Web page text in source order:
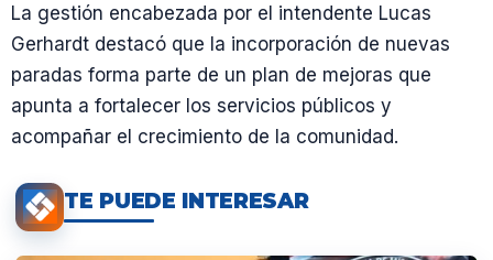
La gestión encabezada por el intendente Lucas
Gerhardt destacó que la incorporación de nuevas
paradas forma parte de un plan de mejoras que
apunta a fortalecer los servicios públicos y
acompañar el crecimiento de la comunidad.
TE PUEDE INTERESAR